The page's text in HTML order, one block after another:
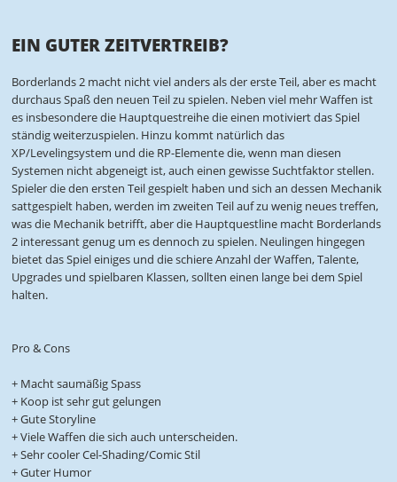
EIN GUTER ZEITVERTREIB?
Borderlands 2 macht nicht viel anders als der erste Teil, aber es macht
durchaus Spaß den neuen Teil zu spielen. Neben viel mehr Waffen ist
es insbesondere die Hauptquestreihe die einen motiviert das Spiel
ständig weiterzuspielen. Hinzu kommt natürlich das
XP/Levelingsystem und die RP-Elemente die, wenn man diesen
Systemen nicht abgeneigt ist, auch einen gewisse Suchtfaktor stellen.
Spieler die den ersten Teil gespielt haben und sich an dessen Mechanik
sattgespielt haben, werden im zweiten Teil auf zu wenig neues treffen,
was die Mechanik betrifft, aber die Hauptquestline macht Borderlands
2 interessant genug um es dennoch zu spielen. Neulingen hingegen
bietet das Spiel einiges und die schiere Anzahl der Waffen, Talente,
Upgrades und spielbaren Klassen, sollten einen lange bei dem Spiel
halten.
Pro & Cons
+ Macht saumäßig Spass
+ Koop ist sehr gut gelungen
+ Gute Storyline
+ Viele Waffen die sich auch unterscheiden.
+ Sehr cooler Cel-Shading/Comic Stil
+ Guter Humor